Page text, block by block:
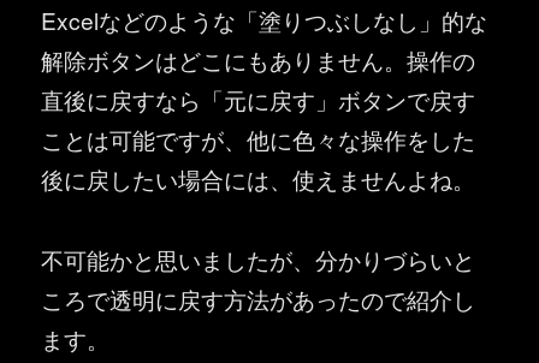
Excelなどのような「塗りつぶしなし」的な
解除ボタンはどこにもありません。操作の
直後に戻すなら「元に戻す」ボタンで戻す
ことは可能ですが、他に色々な操作をした
後に戻したい場合には、使えませんよね。
不可能かと思いましたが、分かりづらいと
ころで透明に戻す方法があったので紹介し
ます。